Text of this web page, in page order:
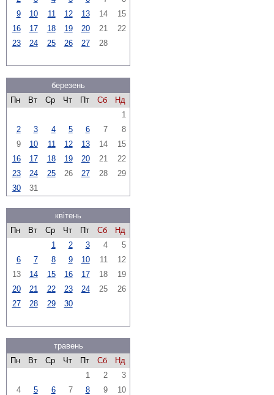
9
10 11 12 13 14
15
16
17 18 19 20 21
22
23
24 25 26 27 28
березень
Пн
Вт Ср Чт Пт Сб
Нд
1
2
3 4 5 6 7
8
9
10 11 12 13 14
15
16
17 18 19 20 21
22
23
24 25 26 27 28
29
30
31
квітень
Пн
Вт Ср Чт Пт Сб
Нд
1
2 3 4
5
6
7 8 9 10 11
12
13
14 15 16 17 18
19
20
21 22 23 24 25
26
27
28 29 30
травень
Пн
Вт Ср Чт Пт Сб
Нд
1
2
3
4
5 6 7 8 9
10